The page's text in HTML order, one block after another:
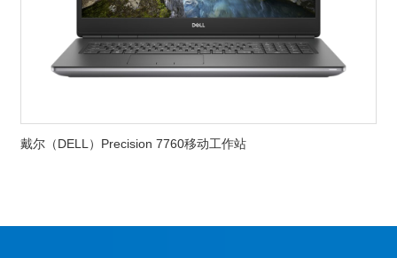
戴尔（DELL）Precision 7760移动工作站